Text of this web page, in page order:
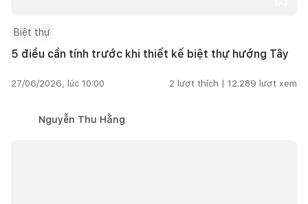
Biệt thự
5 điều cần tính trước khi thiết kế biệt thự hướng Tây
27/06/2026, lúc 10:00 2 lượt thích | 12.289 lượt xem
Nguyễn Thu Hằng